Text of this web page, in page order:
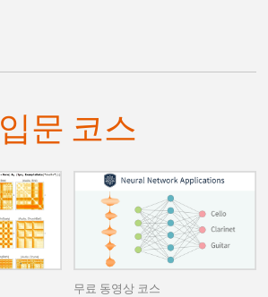
입문 코스
무료 동영상 코스